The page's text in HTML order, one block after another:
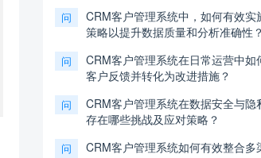
问
CRM客户管理系统中，如何有效实
策略以提升数据质量和分析准确性？
问
CRM客户管理系统在日常运营中如
客户反馈并转化为改进措施？
问
CRM客户管理系统在数据安全与隐
存在哪些挑战及应对策略？
问
CRM客户管理系统如何有效整合多